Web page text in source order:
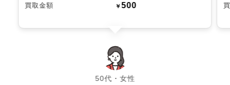
買取金額 ￥500
50代・女性
chevron_left chevron_right